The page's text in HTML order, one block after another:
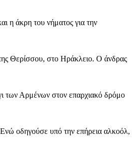
η άκρη του νήματος για την
Θερίσσου, στο Ηράκλειο. Ο άνδρας
των Αρμένων στον επαρχιακό δρόμο
οδηγούσε υπό την επήρεια αλκοόλ,